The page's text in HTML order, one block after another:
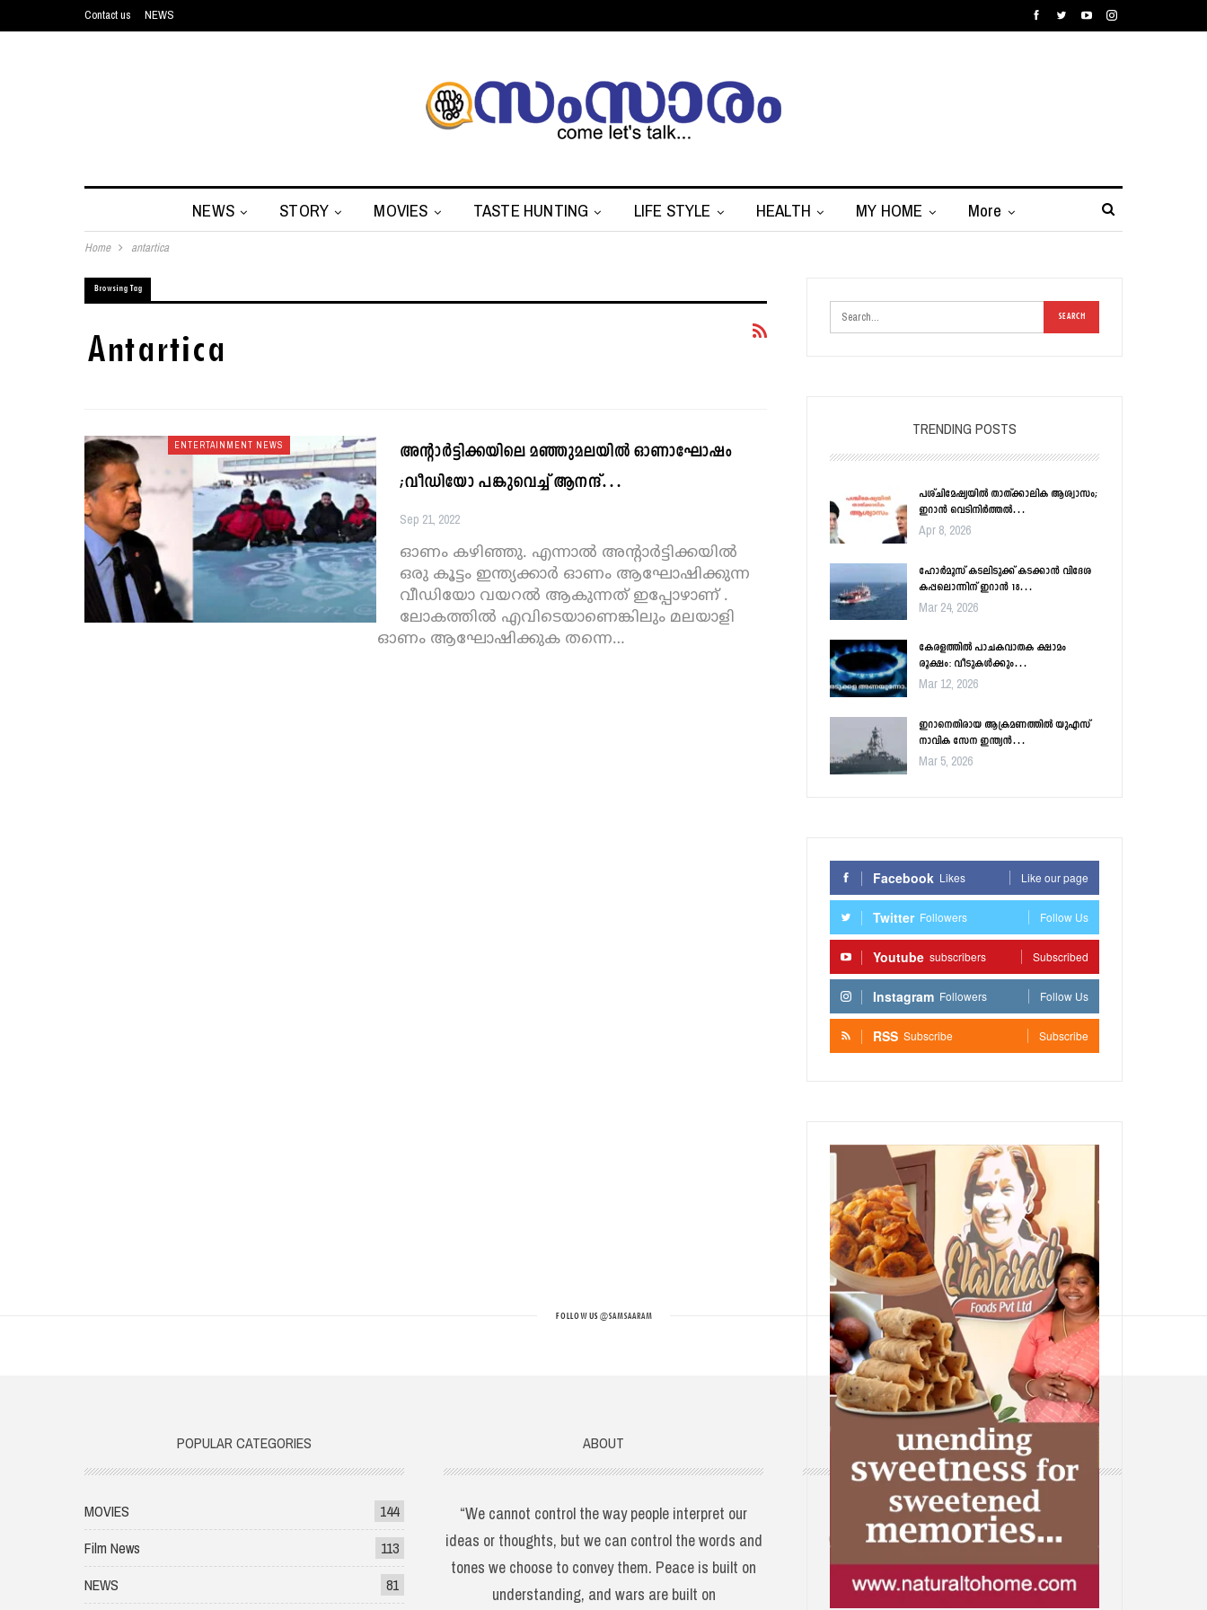
Contact us NEWS
NEWS STORY MOVIES TASTE HUNTING LIFE STYLE HEALTH MY HOME More
Home antartica
Browsing Tag
Antartica
ENTERTAINMENT NEWS
അന്റാർട്ടിക്കയിലെ മഞ്ഞുമലയിൽ ഓണാഘോഷം
;വീഡിയോ പങ്കുവെച്ച് ആനന്ദ്…
Sep 21, 2022
ഓണം കഴിഞ്ഞു. എന്നാൽ അന്റാർട്ടിക്കയിൽ
ഒരു കൂട്ടം ഇന്ത്യക്കാർ ഓണം ആഘോഷിക്കുന്ന
വീഡിയോ വയറൽ ആകുന്നത് ഇപ്പോഴാണ് .
ലോകത്തിൽ എവിടെയാണെങ്കിലും മലയാളി
ഓണം ആഘോഷിക്കുക തന്നെ…
TRENDING POSTS
പശ്ചിമേഷ്യയിൽ താത്ക്കാലിക ആശ്വാസം;
ഇറാൻ വെടിനിർത്തൽ…
Apr 8, 2026
ഹോർമൂസ് കടലിടുക്ക് കടക്കാൻ വിദേശ
കപ്പലൊന്നിന് ഇറാൻ 18…
Mar 24, 2026
കേരളത്തിൽ പാചകവാതക ക്ഷാമം
രൂക്ഷം: വീടുകൾക്കും…
Mar 12, 2026
ഇറാനെതിരായ ആക്രമണത്തിൽ യുഎസ്
നാവിക സേന ഇന്ത്യൻ…
Mar 5, 2026
Facebook Likes Like our page
Twitter Followers Follow Us
Youtube subscribers Subscribed
Instagram Followers Follow Us
RSS Subscribe Subscribe
FOLLOW US@SAMSAARAM
POPULAR CATEGORIES
MOVIES
144
Film News
113
NEWS
81
ABOUT
“We cannot control the way people interpret our
ideas or thoughts, but we can control the words and
tones we choose to convey them. Peace is built on
understanding, and wars are built on
CONTACT
Web: www.samsaaram.com